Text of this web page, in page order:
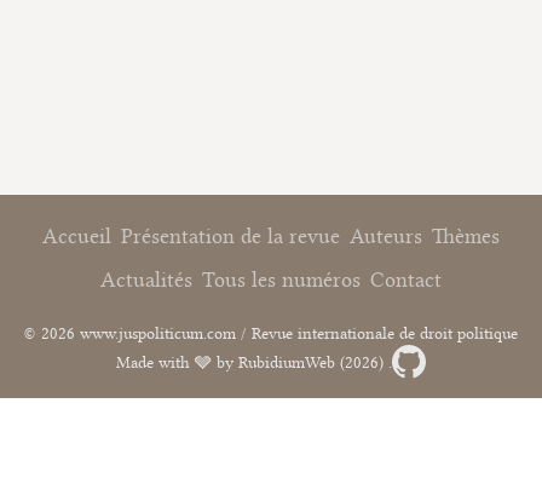
Accueil Présentation de la revue Auteurs Thèmes
Actualités Tous les numéros Contact
© 2026 www.juspoliticum.com / Revue internationale de droit politique
Made with 🩶 by RubidiumWeb (2026) .